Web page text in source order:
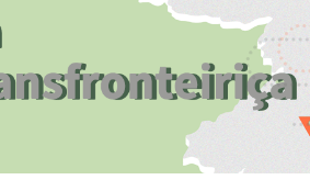
de Hong Kong, Macau e Taiwan ao
de auto-atendimento
de segurança social entre